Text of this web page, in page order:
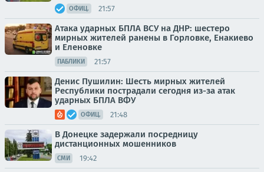
ОФИЦ. 21:57
Атака ударных БПЛА ВСУ на ДНР: шестеро
мирных жителей ранены в Горловке, Енакиево
и Еленовке
ПАБЛИКИ 21:57
Денис Пушилин: Шесть мирных жителей
Республики пострадали сегодня из-за атак
ударных БПЛА ВФУ
ОФИЦ. 21:48
В Донецке задержали посредницу
дистанционных мошенников
СМИ 19:42